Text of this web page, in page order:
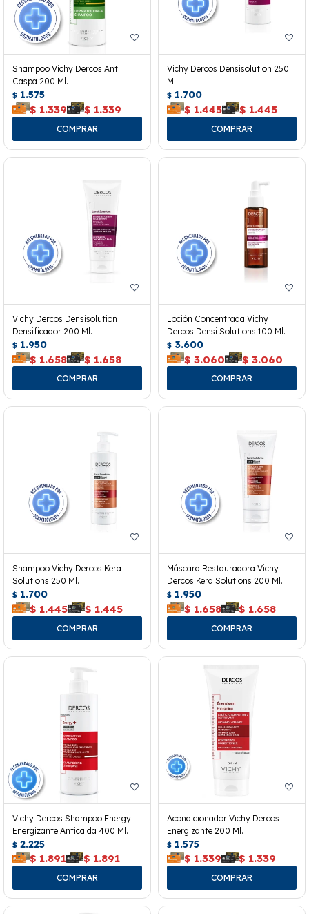
Shampoo Vichy Dercos Anti
Caspa 200 Ml.
$ 1.575
$ 1.339 $ 1.339
Vichy Dercos Densisolution 250
Ml.
$ 1.700
$ 1.445 $ 1.445
Vichy Dercos Densisolution
Densificador 200 Ml.
$ 1.950
$ 1.658 $ 1.658
Loción Concentrada Vichy
Dercos Densi Solutions 100 Ml.
$ 3.600
$ 3.060 $ 3.060
Shampoo Vichy Dercos Kera
Solutions 250 Ml.
$ 1.700
$ 1.445 $ 1.445
Máscara Restauradora Vichy
Dercos Kera Solutions 200 Ml.
$ 1.950
$ 1.658 $ 1.658
Vichy Dercos Shampoo Energy
Energizante Anticaida 400 Ml.
$ 2.225
$ 1.891 $ 1.891
Acondicionador Vichy Dercos
Energizante 200 Ml.
$ 1.575
$ 1.339 $ 1.339